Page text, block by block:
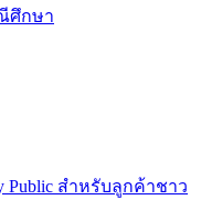
ศึกษา
Public สำหรับลูกค้าชาว